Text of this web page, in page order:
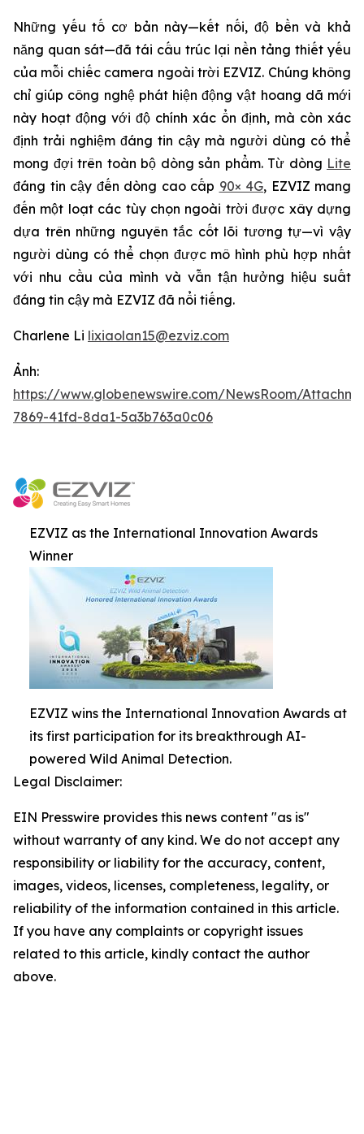
Những yếu tố cơ bản này—kết nối, độ bền và khả
năng quan sát—đã tái cấu trúc lại nền tảng thiết yếu
của mỗi chiếc camera ngoài trời EZVIZ. Chúng không
chỉ giúp công nghệ phát hiện động vật hoang dã mới
này hoạt động với độ chính xác ổn định, mà còn xác
định trải nghiệm đáng tin cậy mà người dùng có thể
mong đợi trên toàn bộ dòng sản phẩm. Từ dòng Lite
đáng tin cậy đến dòng cao cấp 90× 4G, EZVIZ mang
đến một loạt các tùy chọn ngoài trời được xây dựng
dựa trên những nguyên tắc cốt lõi tương tự—vì vậy
người dùng có thể chọn được mô hình phù hợp nhất
với nhu cầu của mình và vẫn tận hưởng hiệu suất
đáng tin cậy mà EZVIZ đã nổi tiếng.
Charlene Li lixiaolan15@ezviz.com
Ảnh:
https://www.globenewswire.com/NewsRoom/
7869-41fd-8da1-5a3b763a0c06
EZVIZ as the International Innovation Awards
Winner
EZVIZ wins the International Innovation Awards at
its first participation for its breakthrough AI-
powered Wild Animal Detection.
Legal Disclaimer:
EIN Presswire provides this news content "as is"
without warranty of any kind. We do not accept any
responsibility or liability for the accuracy, content,
images, videos, licenses, completeness, legality, or
reliability of the information contained in this article.
If you have any complaints or copyright issues
related to this article, kindly contact the author
above.